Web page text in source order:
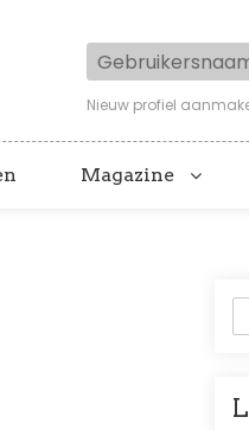
Nieuw profiel
Magazine